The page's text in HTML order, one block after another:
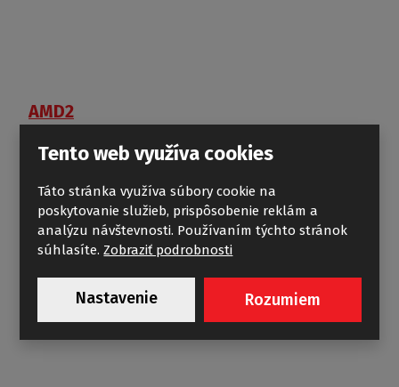
AMD2
Tento web využíva cookies
Táto stránka využíva súbory cookie na
poskytovanie služieb, prispôsobenie reklám a
analýzu návštevnosti. Používaním týchto stránok
súhlasíte.Zobraziť podrobnosti
Nastavenie Rozumiem